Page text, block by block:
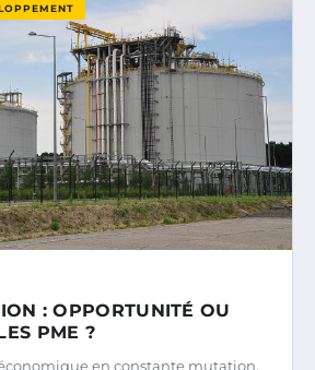
: OPPORTUNITÉ OU
PME ?
en constante mutation,